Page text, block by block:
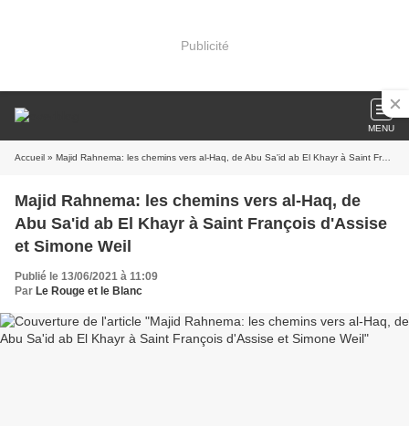
Publicité
MENU
Accueil » Majid Rahnema: les chemins vers al-Haq, de Abu Sa'id ab El Khayr à Saint François d'Assise et Simone Weil
Majid Rahnema: les chemins vers al-Haq, de
Abu Sa'id ab El Khayr à Saint François d'Assise
et Simone Weil
Publié le 13/06/2021 à 11:09
Par Le Rouge et le Blanc